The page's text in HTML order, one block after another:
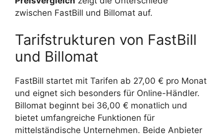
zwischen FastBill und Billomat auf.
Tarifstrukturen von FastBill
und Billomat
FastBill startet mit Tarifen ab 27,00 € pro Monat
und eignet sich besonders für Online-Händler.
Billomat beginnt bei 36,00 € monatlich und
bietet umfangreiche Funktionen für
mittelständische Unternehmen. Beide Anbieter